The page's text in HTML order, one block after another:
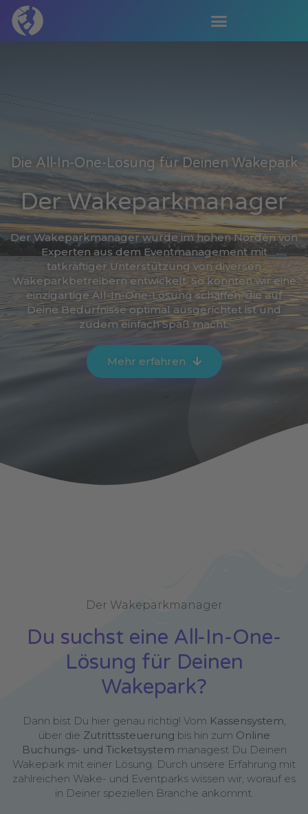
Die All-In-One-Lösung für Deinen Wakepark
Der Wakeparkmanager
Der Wakeparkmanager wurde im hohen Norden von
Experten aus dem Eventmanagement mit
tatkräftiger Unterstützung von diversen
Wakeparkbetreibern entwickelt. So konnten wir eine
einzigartige All-In-One-Lösung schaffen, die auf
Deine Bedürfnisse optimal ausgerichtet ist und
zudem einfach Spaß macht.
Mehr erfahren
Der Wakeparkmanager
Du suchst eine All-In-One-
Lösung für Deinen
Wakepark?
Dann bist Du hier genau richtig! Vom Kassensystem
über die Zutrittssteuerung bis hin zum Online
Buchungs- und Ticketsystem managest Du Deinen
Wakepark mit einer Lösung. Durch unsere Erfahrung mit
zahlreichen Wake- und Eventparks wissen wir, worauf es
in Deiner speziellen Branche ankommt.